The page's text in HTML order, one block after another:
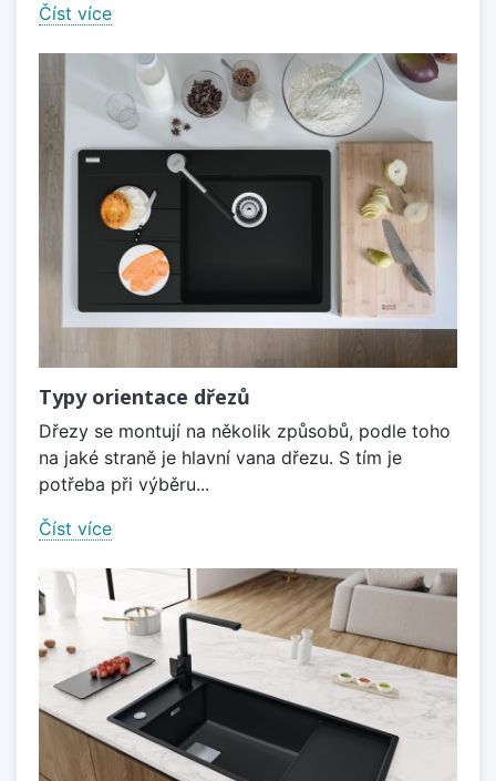
Číst více
Typy orientace dřezů
Dřezy se montují na několik způsobů, podle toho
na jaké straně je hlavní vana dřezu. S tím je
potřeba při výběru...
Číst více